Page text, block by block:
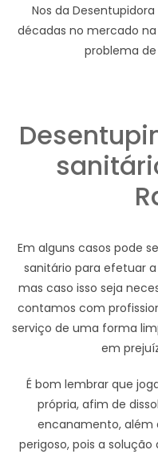
Nos da
décadas no mercado na
problema
Em alguns casos pode
sanitário para efetuar
mas caso isso seja
contamos com
serviço de uma forma
em
É bom lembrar que
própria, afim de
encanamento, além
perigoso, pois a